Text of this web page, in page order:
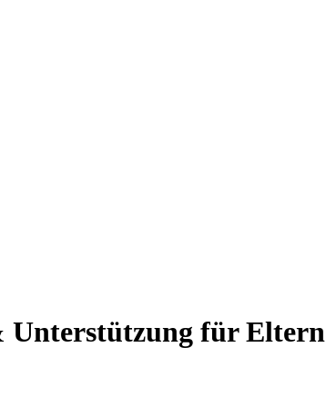
Unterstützung für Eltern